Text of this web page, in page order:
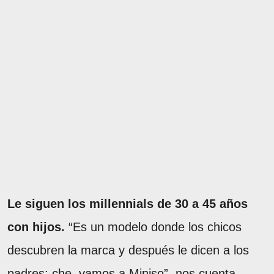
Le siguen los millennials de 30 a 45 años
con hijos. “Es un modelo donde los chicos
descubren la marca y después le dicen a los